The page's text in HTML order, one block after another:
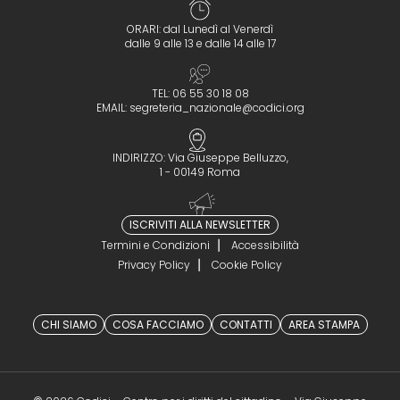
ORARI: dal Lunedì al Venerdì
dalle 9 alle 13 e dalle 14 alle 17
TEL: 06 55 30 18 08
EMAIL: segreteria_nazionale@codici.org
INDIRIZZO: Via Giuseppe Belluzzo,
1 - 00149 Roma
ISCRIVITI ALLA NEWSLETTER
Termini e Condizioni
Accessibilità
Privacy Policy
Cookie Policy
CHI SIAMO COSA FACCIAMO CONTATTI AREA STAMPA